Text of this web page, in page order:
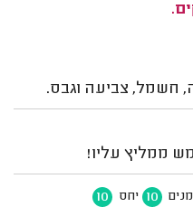
חשמל, צביעה וגבס.
ממליץ עליו!
10 יחס 10